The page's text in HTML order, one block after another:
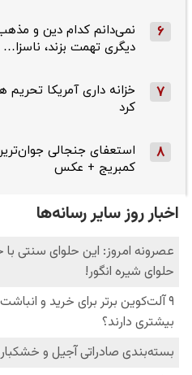
6
نمی‌دانم کدام دین و
دیگری تهمت بزند، ناسزا…
7
خزانه داری آمریکا تحریم
کرد
8
استعفای جنجالی
کمبریج + عکس